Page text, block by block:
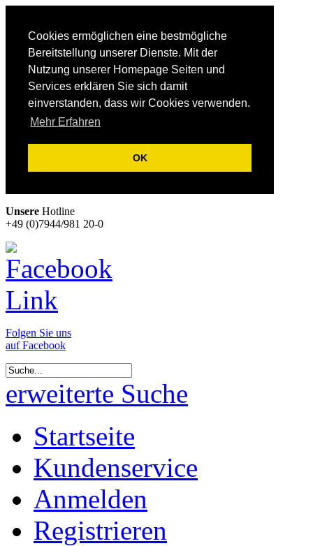
Cookies ermöglichen eine bestmögliche
Bereitstellung unserer Dienste. Mit der
Nutzung unserer Homepage Seiten und
Services erklären Sie sich damit
einverstanden, dass wir Cookies verwenden.
Mehr Erfahren
OK
Unsere Hotline
+49 (0)7944/981 20-0
Folgen Sie uns
auf Facebook
erweiterte Suche
Startseite
Kundenservice
Anmelden
Registrieren